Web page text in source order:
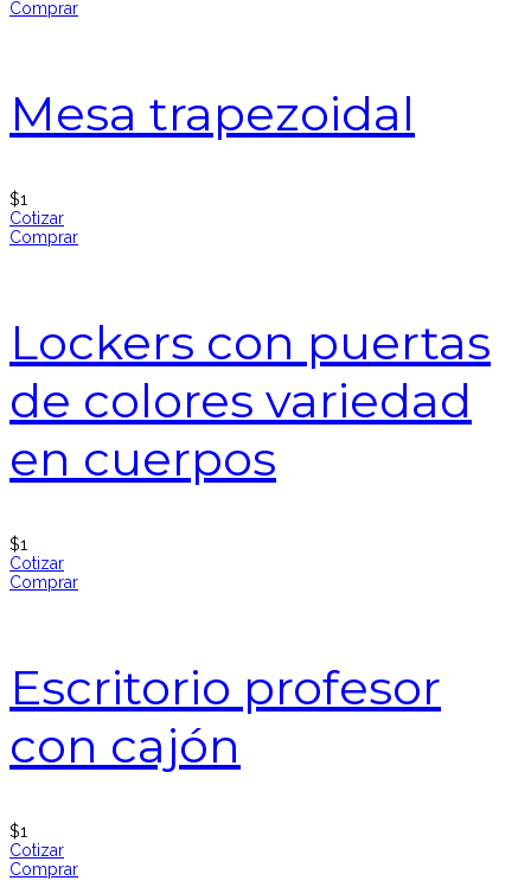
Comprar
Mesa trapezoidal
$1
Cotizar
Comprar
Lockers con puertas
de colores variedad
en cuerpos
$1
Cotizar
Comprar
Escritorio profesor
con cajón
$1
Cotizar
Comprar